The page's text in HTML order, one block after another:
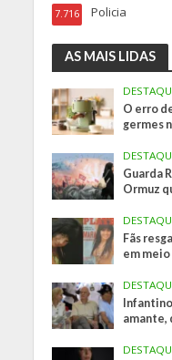
Policia
7.716
AS MAIS LIDAS
O erro
germes
Guarda
Ormuz
Fãs
em
amante,